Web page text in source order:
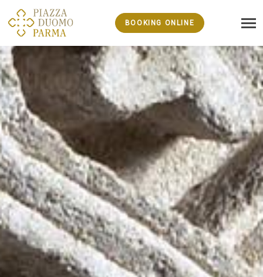
BOOKING ONLINE